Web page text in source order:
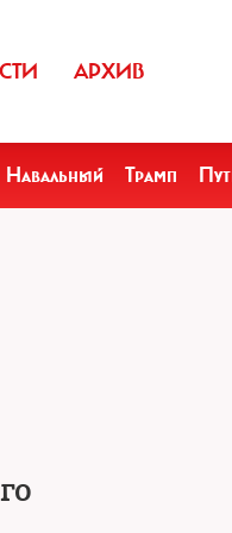
АРХИВ
Навальный Трамп